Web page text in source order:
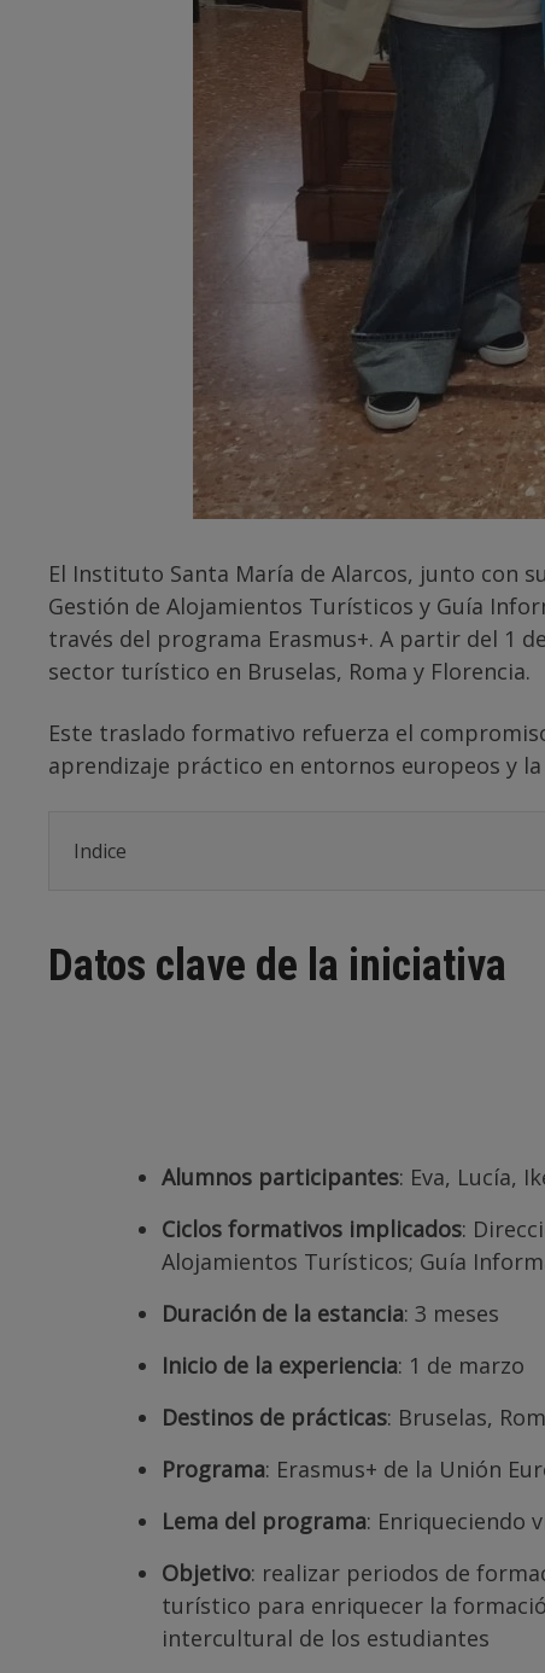
El Instituto Santa María de Alarcos, junto con
Gestión de Alojamientos Turísticos y Guía
través del programa Erasmus+. A partir del 1
sector turístico en Bruselas, Roma y Florencia.
Este traslado formativo refuerza el
aprendizaje práctico en entornos europeos y
Indice
Datos clave de la iniciativa
Alumnos participantes: Eva, Lucía,
Ciclos formativos implicados:
Alojamientos Turísticos; Guía
Duración de la estancia: 3 meses
Inicio de la experiencia: 1 de marzo
Destinos de prácticas: Bruselas,
Programa: Erasmus+ de la Unión
Lema del programa: Enriqueciendo
Objetivo: realizar periodos de
turístico para enriquecer la
intercultural de los estudiantes